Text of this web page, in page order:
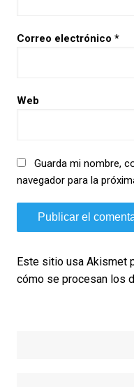
Correo electrónico *
Web
Guarda mi nombre,
navegador para la
Este sitio usa Akismet
cómo se procesan los